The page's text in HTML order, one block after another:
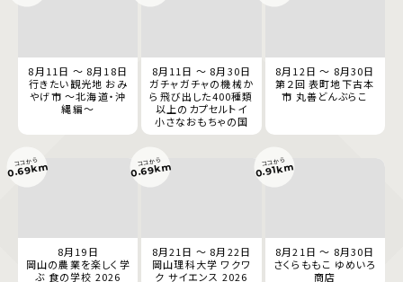
8月11日 ～ 8月18日
行きたい観光地 おみ
やげ市 ～北海道・沖
縄編～
8月11日 ～ 8月30日
ガチャガチャの機械か
ら飛び出した400種類
以上のカプセルトイ
小さなおもちゃの国
8月12日 ～ 8月30日
第２回 表町地下古本
市 丸善どんぶらこ
8月19日
岡山の農業を楽しく学
ぶ 食の学校 2026
ココから
0.69km
8月21日 ～ 8月22日
岡山理科大学 ワクワ
ク サイエンス 2026
ココから
0.69km
8月21日 ～ 8月30日
さくらももこ ゆめいろ
商店
ココから
0.91km